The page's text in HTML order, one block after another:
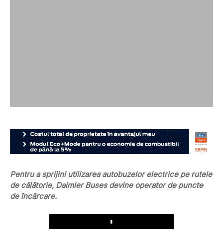
Pentru a sprijini utilizarea autobuzelor electrice pe rutele
de călătorie, Daimler Buses devine operator de puncte
de încărcare.
Play